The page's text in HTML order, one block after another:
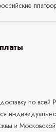
по всей
и Московской